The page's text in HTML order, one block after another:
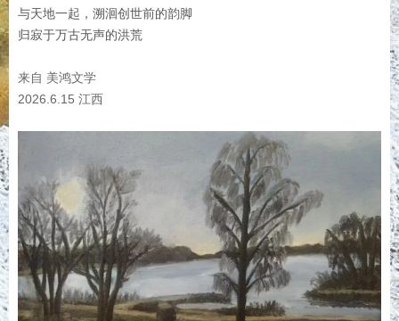
与天地一起，溯洄创世前的韵脚
归寂于万古无声的洪荒
来自 美鸿文学
2026.6.15 江西